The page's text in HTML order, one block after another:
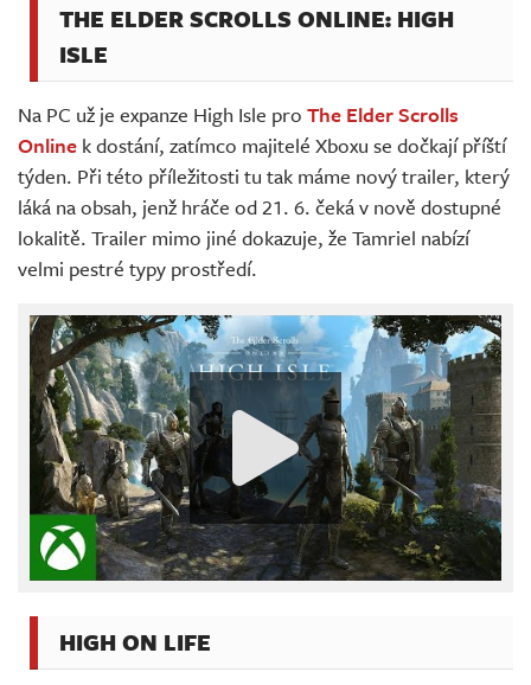
THE ELDER SCROLLS ONLINE: HIGH
ISLE
Na PC už je expanze High Isle pro The Elder Scrolls
Online k dostání, zatímco majitelé Xboxu se dočkají příští
týden. Při této příležitosti tu tak máme nový trailer, který
láká na obsah, jenž hráče od 21. 6. čeká v nově dostupné
lokalitě. Trailer mimo jiné dokazuje, že Tamriel nabízí
velmi pestré typy prostředí.
HIGH ON LIFE